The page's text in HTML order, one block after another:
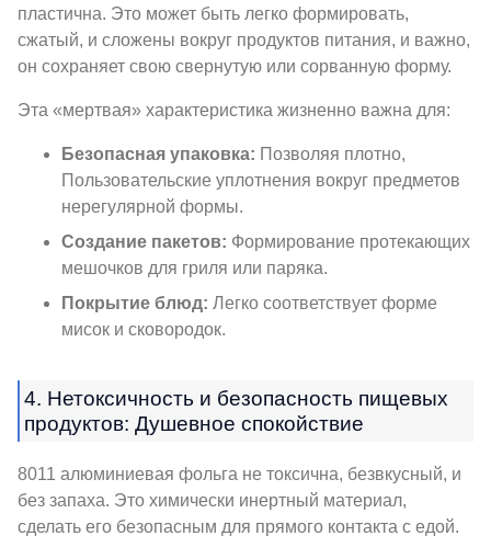
пластична. Это может быть легко формировать,
сжатый, и сложены вокруг продуктов питания, и важно,
он сохраняет свою свернутую или сорванную форму.
Эта «мертвая» характеристика жизненно важна для:
Безопасная упаковка: Позволяя плотно,
Пользовательские уплотнения вокруг предметов
нерегулярной формы.
Создание пакетов: Формирование протекающих
мешочков для гриля или паряка.
Покрытие блюд: Легко соответствует форме
мисок и сковородок.
4. Нетоксичность и безопасность пищевых
продуктов: Душевное спокойствие
8011 алюминиевая фольга не токсична, безвкусный, и
без запаха. Это химически инертный материал,
сделать его безопасным для прямого контакта с едой.